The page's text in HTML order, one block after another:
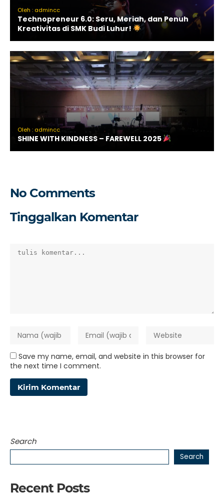
Oleh : admincc
Technopreneur 6.0: Seru, Meriah, dan Penuh
Kreativitas di SMK Budi Luhur!
Oleh : admincc
SHINE WITH KINDNESS – FAREWELL 2025
No Comments
Tinggalkan Komentar
Save my name, email, and website in this browser for
the next time I comment.
Search
Search
Recent Posts